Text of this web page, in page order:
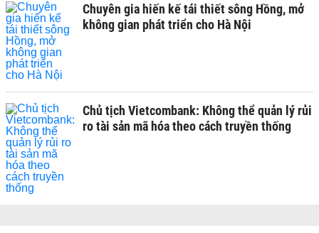
Chuyên gia hiến kế tái thiết sông Hồng, mở
không gian phát triển cho Hà Nội
Chủ tịch Vietcombank: Không thể quản lý rủi
ro tài sản mã hóa theo cách truyền thống